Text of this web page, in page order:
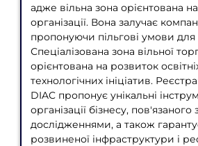
адже вільна зона орієнтована
організації. Вона залучає
пропонуючи пільгові умови
Спеціалізована зона вільної
орієнтована на розвиток
технологічних ініціатив.
DIAC пропонує унікальні
організації бізнесу, пов'язаного
дослідженнями, а також
розвиненої інфраструктури і